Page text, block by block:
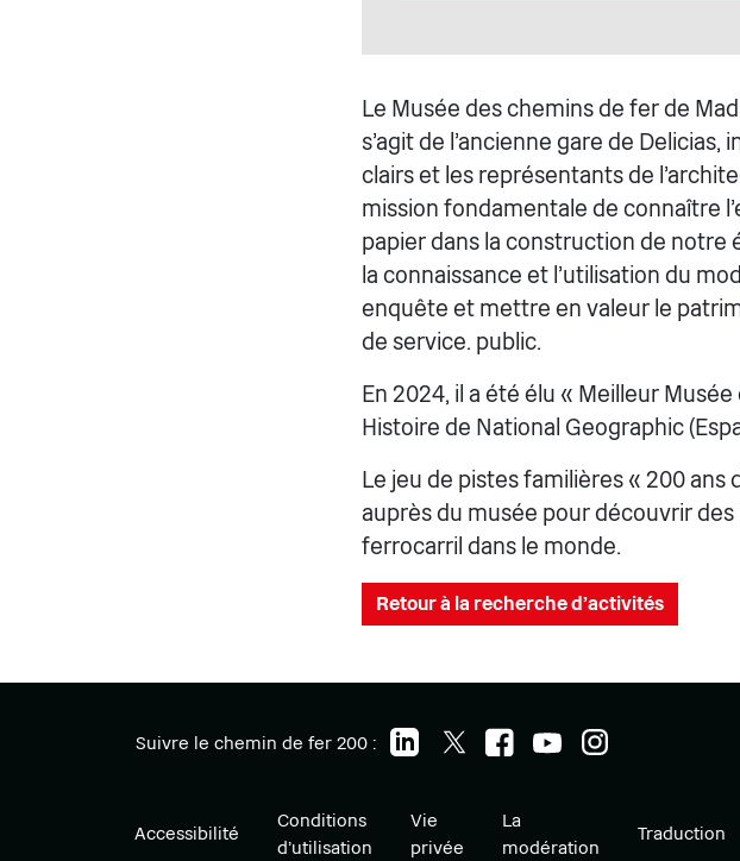
Le Musée des chemins de fer de
s'agit de l'ancienne gare de Delicias,
clairs et les représentants de
mission fondamentale de connaître
papier dans la construction de
la connaissance et l'utilisation du
enquête et mettre en valeur le
de service. public.
En 2024, il a été élu « Meilleur
Histoire de National Geographic
Le jeu de pistes familières « 200
auprès du musée pour découvrir
ferrocarril dans le monde.
Retour à la recherche d'activités
Suivre le chemin de fer 200 :
Accessibilité
Conditions
d'utilisation
Vie
privée
La
modération
Traduction